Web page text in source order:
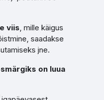
viis, mille käigus
saadakse
jne.
on luua